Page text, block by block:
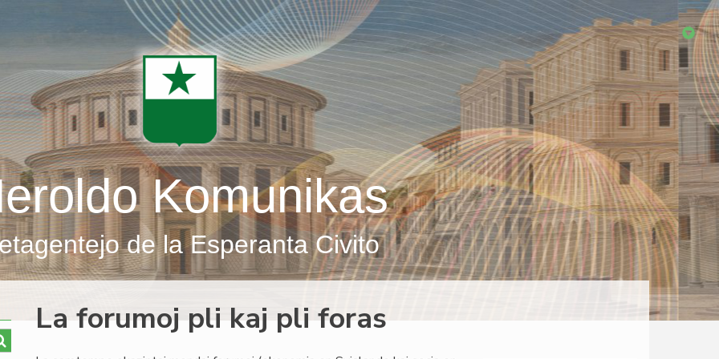
Komunikas
de la Esperanta Civito
La forumoj pli kaj pli foras